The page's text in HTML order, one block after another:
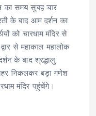
का समय सुबह चार
के बाद आम दर्शन का
को चारधाम मंदिर से
से महाकाल महालोक
के बाद श्रद्धालु
निकलकर बड़ा गणेश
मंदिर पहुंचेंगे।